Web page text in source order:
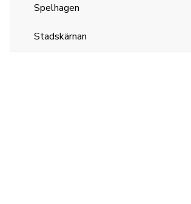
Spelhagen
Stadskärnan